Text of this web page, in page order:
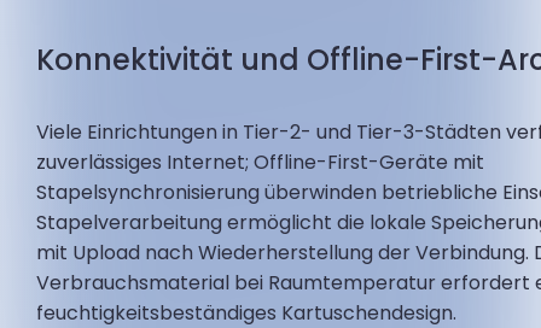
Konnektivität und Offline-First-
Viele Einrichtungen in Tier-2- und Tier-3-Städten
zuverlässiges Internet; Offline-First-Geräte mit
Stapelsynchronisierung überwinden betriebliche
Stapelverarbeitung ermöglicht die lokale
mit Upload nach Wiederherstellung der Verbindung.
Verbrauchsmaterial bei Raumtemperatur erfordert
feuchtigkeitsbeständiges Kartuschendesign.